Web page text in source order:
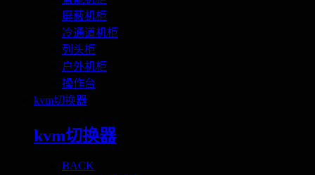
屏蔽机柜
冷通道机柜
列头柜
户外机柜
操作台
kvm切换器
kvm切换器
BACK